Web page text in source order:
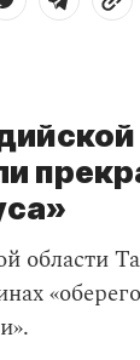
области